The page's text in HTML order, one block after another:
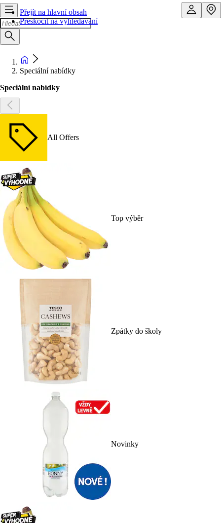
Přejít na hlavní obsah
Přeskočit na vyhledávání
Speciální nabídky
Speciální nabídky
All Offers
Top výběr
Zpátky do školy
Novinky